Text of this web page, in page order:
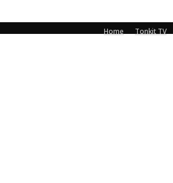
Home Tonkit TV